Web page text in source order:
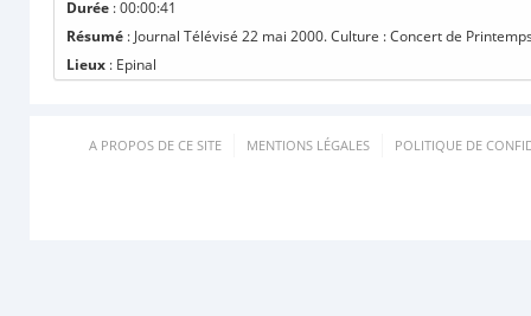
Durée : 00:00:41
Résumé : Journal Télévisé 22 mai 2000. Culture : Concert de
Lieux : Epinal
A PROPOS DE CE SITE MENTIONS LÉGALES POLITIQUE DE